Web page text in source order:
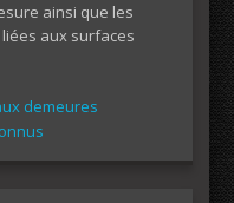
ainsi que les
aux surfaces
demeures